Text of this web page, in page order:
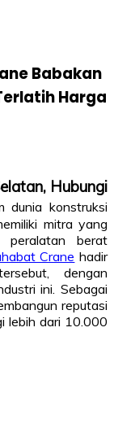
Babakan
Harga
Hubungi
dunia konstruksi
mitra yang
peralatan berat
Crane hadir
dengan
ini. Sebagai
reputasi
lebih dari 10.000